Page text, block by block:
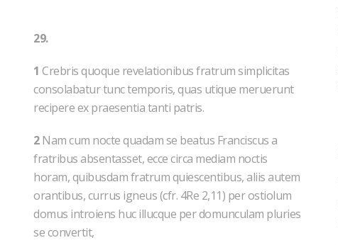
29.
1 Crebris quoque revelationibus fratrum simplicitas
consolabatur tunc temporis, quas utique meruerunt
recipere ex praesentia tanti patris.
2Nam cum nocte quadam se beatus Franciscus a
fratribus absentasset, ecce circa mediam noctis
horam, quibusdam fratrum quiescentibus, aliis autem
orantibus, currus igneus (cfr. 4Re 2,11) per ostiolum
domus introiens huc illucque per domunculam pluries
se convertit,